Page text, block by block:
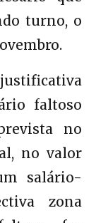
turno, o
faltoso
no
no valor
salário-
zona